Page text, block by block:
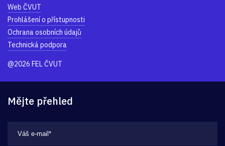
Web ČVUT
Prohlášení o přístupnosti
Ochrana osobních údajů
Technická podpora
@2026 FEL ČVUT
Mějte přehled